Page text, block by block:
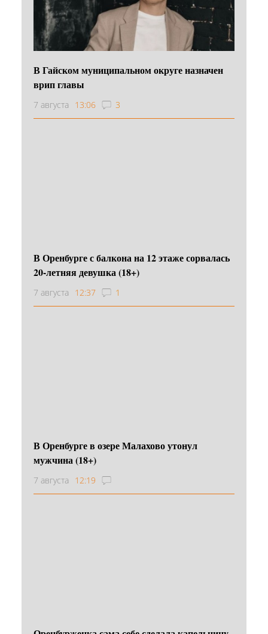
В Гайском муниципальном округе назначен
врип главы
7 августа 13:06 3
В Оренбурге с балкона на 12 этаже сорвалась
20-летняя девушка (18+)
7 августа 12:37 1
В Оренбурге в озере Малахово утонул
мужчина (18+)
7 августа 12:19